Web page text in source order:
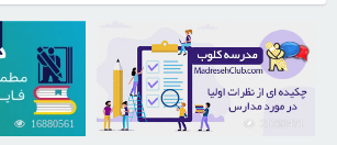
16880561